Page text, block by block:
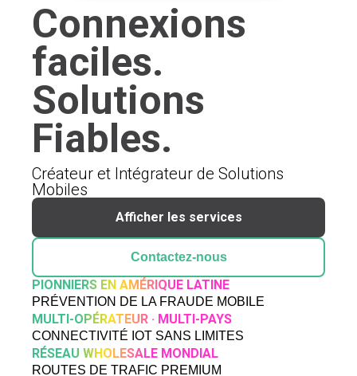
Connexions
faciles.
Solutions
Fiables.
Créateur et Intégrateur de Solutions
Mobiles
Afficher les services
Contactez-nous
PIONNIERS EN AMÉRIQUE LATINE
PRÉVENTION DE LA FRAUDE MOBILE
MULTI-OPÉRATEUR · MULTI-PAYS
CONNECTIVITÉ IOT SANS LIMITES
RÉSEAU WHOLESALE MONDIAL
ROUTES DE TRAFIC PREMIUM